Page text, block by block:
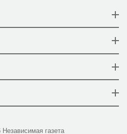
газета